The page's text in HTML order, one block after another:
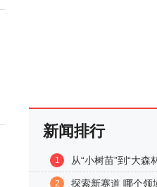
新闻排行
1 从“小树苗”到“大森
2 探索新赛道 哪个领